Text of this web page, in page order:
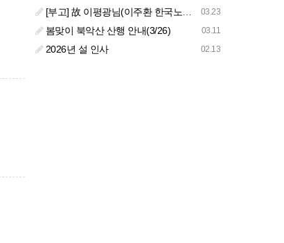
03.23
[부고] 故 이평광님(이주환 한국노동사회연구소 부소장 부친상)
03.11
봄맞이 북악산 산행 안내(3/26)
02.13
2026년 설 인사